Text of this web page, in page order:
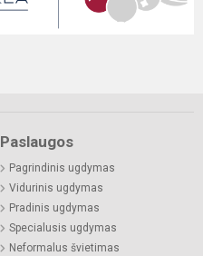
Paslaugos
Pagrindinis ugdymas
Vidurinis ugdymas
Pradinis ugdymas
Specialusis ugdymas
Neformalus švietimas